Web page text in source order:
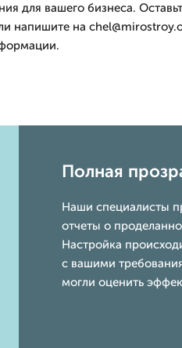
для вашего бизнеса.
напишите на
Полная
Наши специалисты
отчеты о
Настройка
с вашими
могли оценить